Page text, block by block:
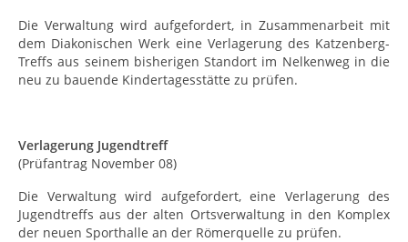
Die Verwaltung wird aufgefordert, in Zusammenarbeit mit
dem Diakonischen Werk eine Verlagerung des Katzenberg-
Treffs aus seinem bisherigen Standort im Nelkenweg in die
neu zu bauende Kindertagesstätte zu prüfen.
Verlagerung Jugendtreff
(Prüfantrag November 08)
Die Verwaltung wird aufgefordert, eine Verlagerung des
Jugendtreffs aus der alten Ortsverwaltung in den Komplex
der neuen Sporthalle an der Römerquelle zu prüfen.